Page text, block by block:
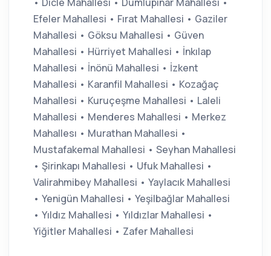
Efeler Mahallesi • Fırat Mahallesi • Gaziler
Mahallesi • Göksu Mahallesi • Güven
Mahallesi • Hürriyet Mahallesi • İnkılap
Mahallesi • İnönü Mahallesi • İzkent
Mahallesi • Karanfil Mahallesi • Kozağaç
Mahallesi • Kuruçeşme Mahallesi • Laleli
Mahallesi • Menderes Mahallesi • Merkez
Mahallesı • Murathan Mahallesi •
Mustafakemal Mahallesi • Seyhan Mahallesi
• Şirinkapı Mahallesi • Ufuk Mahallesi •
Valirahmibey Mahallesi • Yaylacık Mahallesi
• Yenigün Mahallesi • Yeşilbağlar Mahallesi
• Yıldız Mahallesi • Yıldızlar Mahallesi •
Yiğitler Mahallesi • Zafer Mahallesi